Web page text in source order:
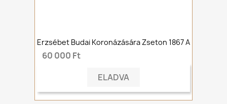
Erzsébet Budai Koronázására Zseton 1867 A
60 000 Ft
ELADVA